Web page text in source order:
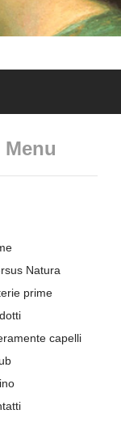
Menu
Natura
prime
capelli